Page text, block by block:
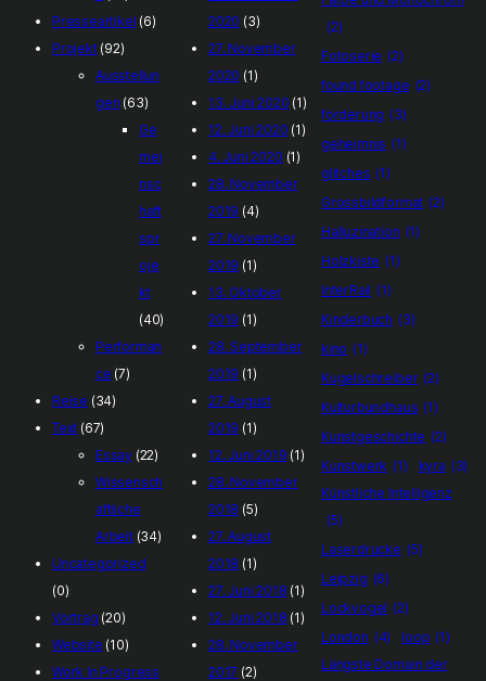
Presseartikel (6)
Projekt(92)
Ausstellun
gen (63)
Ge
mei
nsc
haft
spr
oje
kt
(40)
Performan
ce (7)
Reise (34)
Text (67)
Essay (22)
Wissensch
aftliche
Arbeit(34)
Uncategorized
(0)
Vortrag (20)
Website (10)
Work In Progress
2020 (3)
27. November
2020 (1)
13. Juni 2020 (1)
12. Juni 2020 (1)
4. Juni 2020 (1)
28. November
2019 (4)
27. November
2019 (1)
13. Oktober
2019 (1)
28. September
2019 (1)
27. August
2019 (1)
12. Juni 2019 (1)
28. November
2018 (5)
27. August
2018 (1)
27. Juni 2018 (1)
12. Juni 2018 (1)
28. November
2017 (2)
(2)
Fotoserie (2)
found footage (2)
förderung (3)
geheimnis (1)
glitches (1)
Grossbildformat (2)
Halluzination (1)
Holzkiste (1)
InterRail (1)
Kinderbuch (3)
kino (1)
Kugelschreiber (2)
Kulturbundhaus (1)
Kunstgeschichte (2)
Kunstwerk (1) kyra (3)
Künstliche Intelligenz
(5)
Laserdrucke (5)
Leipzig (6)
Lockvogel (2)
London (4) loop (1)
Längste Domain der